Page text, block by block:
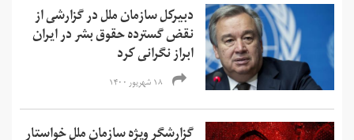
دبیرکل سازمان ملل در گزارشی از
نقض گسترده حقوق بشر در ایران
ابراز نگرانی کرد
۱۸ شهریور ۱۴۰۰